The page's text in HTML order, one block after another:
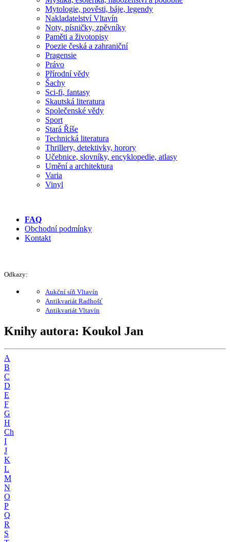
Mytologie, pověsti, báje, legendy
Nakladatelství Vltavín
Noty, písničky, zpěvníky
Paměti a životopisy
Poezie česká a zahraniční
Pragensie
Právo
Přírodní vědy
Šachy
Sci-fi, fantasy
Skautská literatura
Společenské vědy
Sport
Stará Říše
Technická literatura
Thrillery, detektivky, horory
Učebnice, slovníky, encyklopedie, atlasy
Umění a architektura
Varia
Vinyl
FAQ
Obchodní podmínky
Kontakt
Odkazy:
Aukční síň Vltavín
Antikvariát Radhošť
Antikvariát Vltavín
Knihy autora: Koukol Jan
A
B
C
D
E
F
G
H
Ch
I
J
K
L
M
N
O
P
Q
R
S